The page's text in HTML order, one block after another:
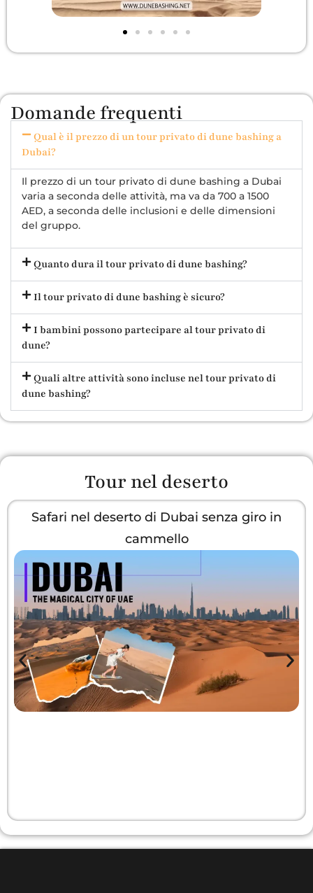
Domande frequenti
Qual è il prezzo di un tour privato di dune bashing a
Dubai?
Il prezzo di un tour privato di dune bashing a Dubai
varia a seconda delle attività, ma va da 700 a 1500
AED, a seconda delle inclusioni e delle dimensioni
del gruppo.
Quanto dura il tour privato di dune bashing?
Il tour privato di dune bashing è sicuro?
I bambini possono partecipare al tour privato di
dune?
Quali altre attività sono incluse nel tour privato di
dune bashing?
Tour nel deserto
Safari nel deserto di Dubai senza giro in
cammello